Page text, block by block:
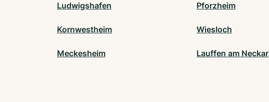
Ludwigshafen Pforzheim
Kornwestheim Wiesloch
Meckesheim Lauffen am Neckar